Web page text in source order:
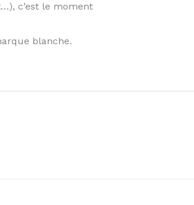
c’est le moment
blanche.